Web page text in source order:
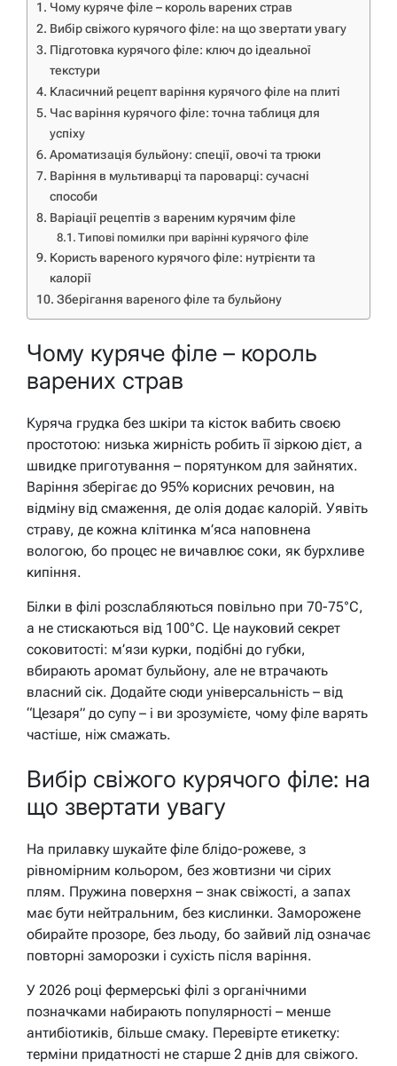
Чому куряче філе – король варених страв
Вибір свіжого курячого філе: на що звертати увагу
Підготовка курячого філе: ключ до ідеальної
текстури
Класичний рецепт варіння курячого філе на плиті
Час варіння курячого філе: точна таблиця для
успіху
Ароматизація бульйону: спеції, овочі та трюки
Варіння в мультиварці та пароварці: сучасні
способи
Варіації рецептів з вареним курячим філе
Типові помилки при варінні курячого філе
Користь вареного курячого філе: нутрієнти та
калорії
Зберігання вареного філе та бульйону
Чому куряче філе – король
варених страв
Куряча грудка без шкіри та кісток вабить своєю
простотою: низька жирність робить її зіркою дієт, а
швидке приготування – порятунком для зайнятих.
Варіння зберігає до 95% корисних речовин, на
відміну від смаження, де олія додає калорій. Уявіть
страву, де кожна клітинка м’яса наповнена
вологою, бо процес не вичавлює соки, як бурхливе
кипіння.
Білки в філі розслабляються повільно при 70-75°C,
а не стискаються від 100°C. Це науковий секрет
соковитості: м’язи курки, подібні до губки,
вбирають аромат бульйону, але не втрачають
власний сік. Додайте сюди універсальність – від
“Цезаря” до супу – і ви зрозумієте, чому філе варять
частіше, ніж смажать.
Вибір свіжого курячого філе: на
що звертати увагу
На прилавку шукайте філе блідо-рожеве, з
рівномірним кольором, без жовтизни чи сірих
плям. Пружина поверхня – знак свіжості, а запах
має бути нейтральним, без кислинки. Заморожене
обирайте прозоре, без льоду, бо зайвий лід означає
повторні заморозки і сухість після варіння.
У 2026 році фермерські філі з органічними
позначками набирають популярності – менше
антибіотиків, більше смаку. Перевірте етикетку:
терміни придатності не старше 2 днів для свіжого.